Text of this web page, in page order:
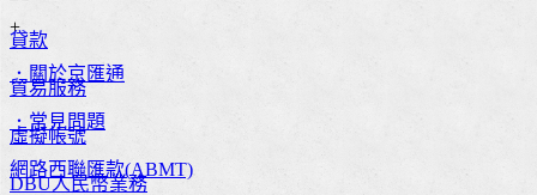
貸款
貿易服務
虛擬帳號
DBU人民幣業務
+
．關於京匯通
．常見問題
網路西聯匯款(ABMT)